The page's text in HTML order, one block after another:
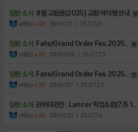
일판 소식 8월 교환권(2025) 교환 아이템 안내
v세토v +30 조회수:122 | 25.07.31
일판 소식 Fate/Grand Order Fes.2025..
v세토v +30 조회수:309 | 25.07.23
일판 소식 Fate/Grand Order Fes.2025..
v세토v +30 조회수:167 | 25.07.23
일판 소식 관위대관전 : Lancer 픽업소환(7/5 1..
v세토v +30 조회수:251 | 25.07.14